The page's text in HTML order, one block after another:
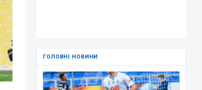
ГОЛОВНІ НОВИНИ